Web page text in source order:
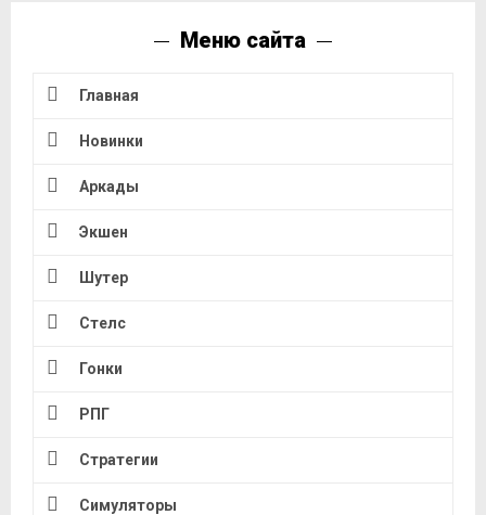
Меню сайта
Главная
Новинки
Аркады
Экшен
Шутер
Стелс
Гонки
РПГ
Стратегии
Симуляторы